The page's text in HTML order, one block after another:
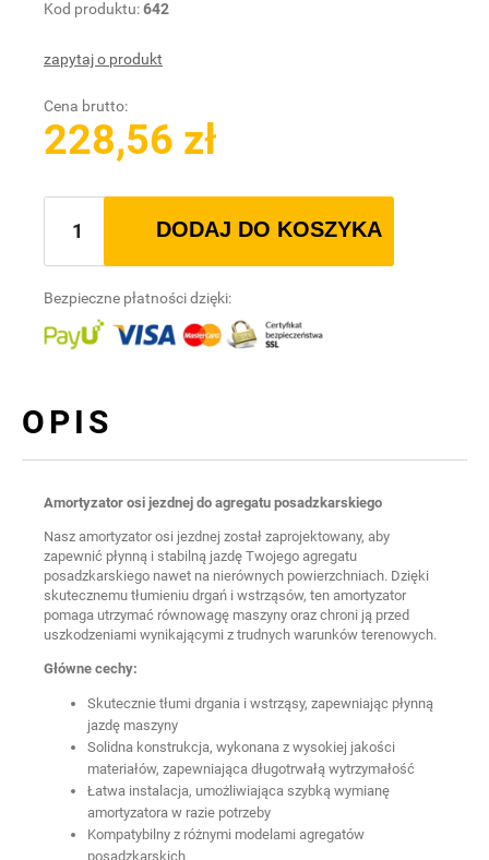
Kod produktu:642
zapytaj o produkt
Cena brutto:
228,56 zł
DODAJ DO KOSZYKA
Bezpieczne płatności dzięki:
OPIS
Amortyzator osi jezdnej do agregatu posadzkarskiego
Nasz amortyzator osi jezdnej został zaprojektowany, aby
zapewnić płynną i stabilną jazdę Twojego agregatu
posadzkarskiego nawet na nierównych powierzchniach. Dzięki
skutecznemu tłumieniu drgań i wstrząsów, ten amortyzator
pomaga utrzymać równowagę maszyny oraz chroni ją przed
uszkodzeniami wynikającymi z trudnych warunków terenowych.
Główne cechy:
Skutecznie tłumi drgania i wstrząsy, zapewniając płynną
jazdę maszyny
Solidna konstrukcja, wykonana z wysokiej jakości
materiałów, zapewniająca długotrwałą wytrzymałość
Łatwa instalacja, umożliwiająca szybką wymianę
amortyzatora w razie potrzeby
Kompatybilny z różnymi modelami agregatów
posadzkarskich